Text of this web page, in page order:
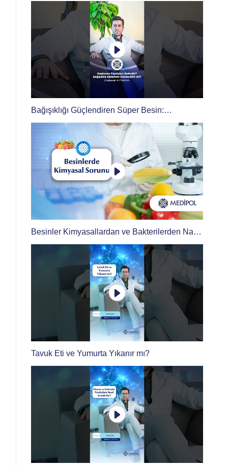
Bağışıklığı Güçlendiren Süper Besin:
Kuşburnu! Faydaları Nelerdir?
Besinler Kimyasallardan ve Bakterilerden Nasıl
Arındırılır?
Tavuk Eti ve Yumurta Yıkanır mı?